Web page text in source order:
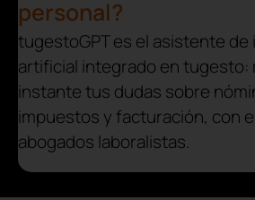
personal?
tugestoGPT es el asistente de
artificial integrado en tugesto:
instante tus dudas sobre
impuestos y facturación, con
abogados laboralistas.